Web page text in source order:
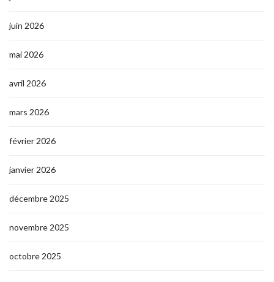
juin 2026
mai 2026
avril 2026
mars 2026
février 2026
janvier 2026
décembre 2025
novembre 2025
octobre 2025